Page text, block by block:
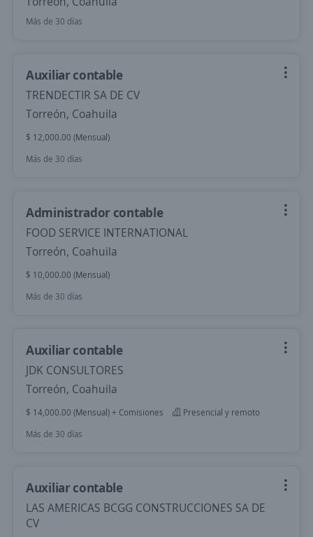
Más de 30 días
Auxiliar contable
TRENDECTIR SA DE CV
Torreón, Coahuila
$ 12,000.00 (Mensual)
Más de 30 días
Administrador contable
FOOD SERVICE INTERNATIONAL
Torreón, Coahuila
$ 10,000.00 (Mensual)
Más de 30 días
Auxiliar contable
JDK CONSULTORES
Torreón, Coahuila
$ 14,000.00 (Mensual) + Comisiones
Presencial y remoto
Más de 30 días
Auxiliar contable
LAS AMERICAS BCGG CONSTRUCCIONES SA DE
CV